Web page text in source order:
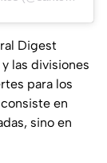
Digest
las divisiones
para los
en
sino en